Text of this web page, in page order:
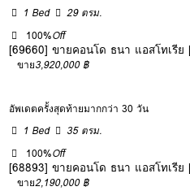
1 Bed
29 ตรม.
100%Off
[69660] ขายคอนโด ธนา แอสโทเรีย
ขาย3,920,000 ฿
อัพเดตครั้งสุดท้ายมากกว่า 30 วัน
1 Bed
35 ตรม.
100%Off
[68893] ขายคอนโด ธนา แอสโทเรีย
ขาย2,190,000 ฿